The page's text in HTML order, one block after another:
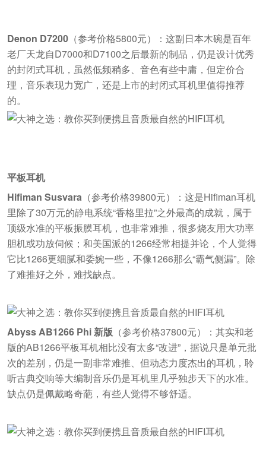
Denon D7200 （参考价格5800元）：这副日本木碗是百年
老厂天龙自D7000和D7100之后最新的制品，仍是设计优秀
的封闭式耳机，虽然低频稍多、音色有些中庸，但定价合
理，音乐表现力宽广，还是上市的封闭式耳机里值得推荐
的。
平板耳机
Hifiman Susvara （参考价格39800元）：这是Hifiman耳机
里除了30万元的静电系统“香格里拉”之外最高的成就，属于
顶级水准的平板振膜耳机，也非常难推，很多烧友用大功率
胆机或功放伺候；和美国派的1266经常相提并论，个人觉得
它比1266更细腻和委婉一些，不像1266那么“霸气侧漏”。除
了难推好之外，难找缺点。
Abyss AB1266 Phi 新版 （参考价格37800元）：其实和老
版的AB1266平板耳机相比没有太多“改进”，据说只是单元批
次的差别，仍是一副非常难推、但动态力度杰出的耳机，聆
听古典交响等大编制音乐仍是耳机里几乎独步天下的水准。
缺点仍是佩戴略奇葩，有些人觉得不够舒适。